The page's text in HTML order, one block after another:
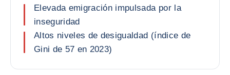
Elevada emigración impulsada por la
inseguridad
Altos niveles de desigualdad (índice de
Gini de 57 en 2023)